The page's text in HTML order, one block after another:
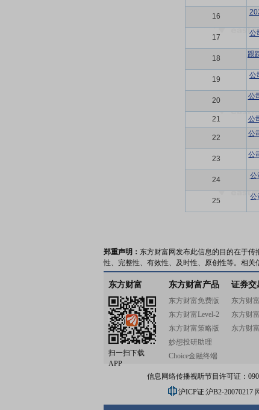
16
17
公
18
跟
19
公
20
公
21 公
22
公
23
公
24
公
25
公
郑重声明： 东方财富网发布此信息的目的在于
性、完整性、有效性、及时性、原创性等。相关
东方财富
扫一扫下载
APP
东方财富产品
东方财富免费版
东方财富Level-2
东方财富策略版
妙想投研助理
Choice金融终端
证券交
东方财
东方财
东方财
信息网络传播视听节目许可证：
沪ICP证:沪B2-20070217